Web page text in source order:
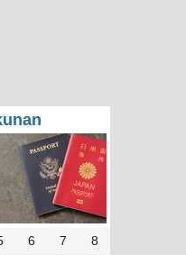
6 7 8